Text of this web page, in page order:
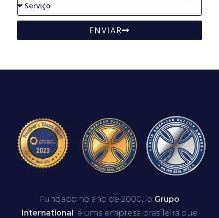
ENVIAR
Fundado no ano de 2000, o Grupo
International é uma empresa brasileira que